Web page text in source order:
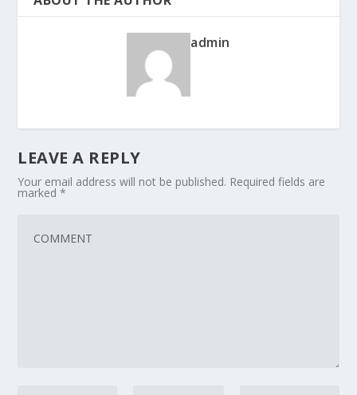
admin
LEAVE A REPLY
Your email address will not be published. Required fields are
marked*